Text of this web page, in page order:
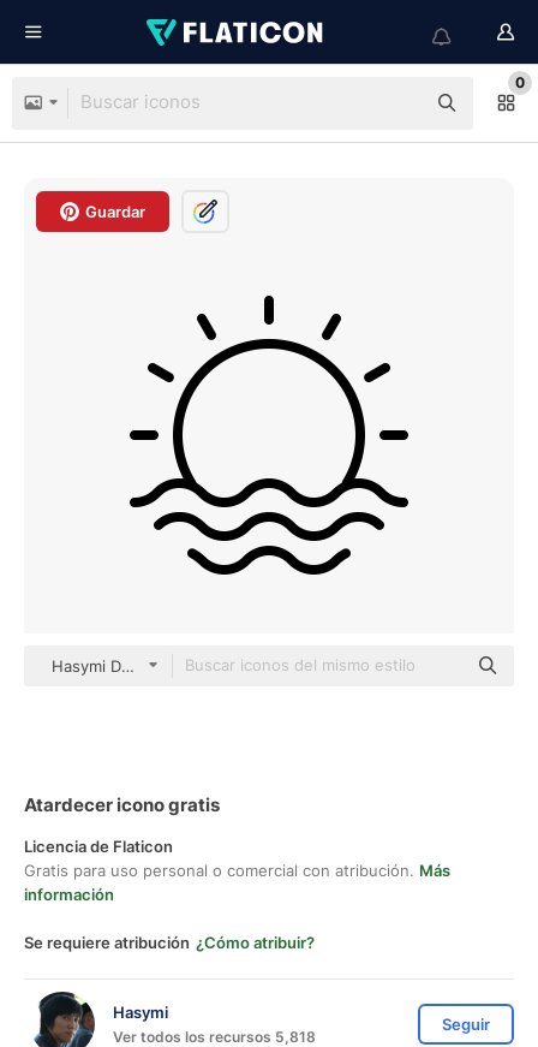
0
Guardar
Hasymi Detailed Outline
Atardecer icono gratis
Licencia de Flaticon
Gratis para uso personal o comercial con atribución. Más
información
Se requiere atribución ¿Cómo atribuir?
Hasymi
Ver todos los recursos 5,818
Seguir